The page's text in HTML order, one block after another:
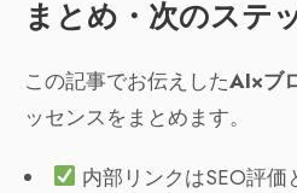
まとめ・次のステ
この記事でお伝えしたAI×ブ
ッセンスをまとめます。
内部リンクはSEO評